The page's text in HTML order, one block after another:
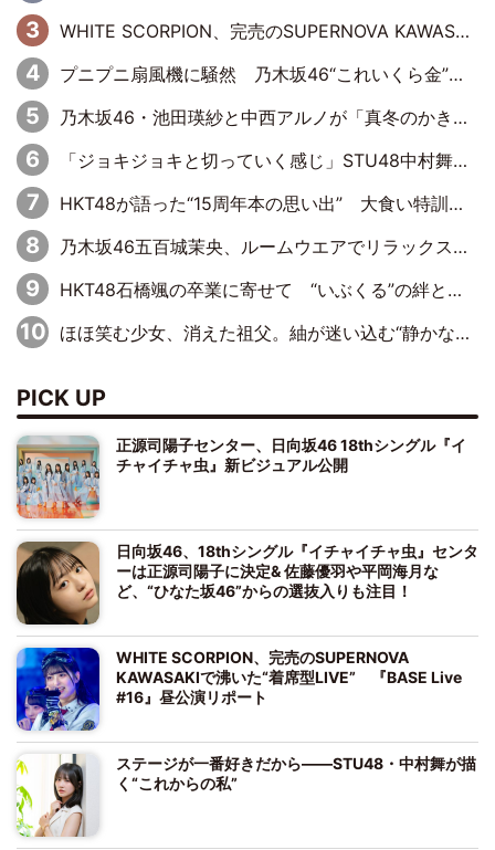
WHITE SCORPION、完売のSUPERNOVA KAWASAKIで沸いた“着席型LIVE” 『BASE Live #16』昼公演リポート
プニプニ扇風機に騒然 乃木坂46“これいくら金”延長中は今回もわちゃわちゃ全開
乃木坂46・池田瑛紗と中西アルノが「真冬のかき氷」騒動で火花散らす！ 因縁の裏にあるのは、逆境をともに“凌”ぐ似た者同士の絆
「ジョキジョキと切っていく感じ」STU48中村舞、新しい挑戦は自らの手で
HKT48が語った“15周年本の思い出” 大食い特訓・守護霊企画・制服グラビア…盛りだくさんの裏話
乃木坂46五百城茉央、ルームウエアでリラックス「今回のグラビアを見て成長を感じていただけるとうれしい」
HKT48石橋颯の卒業に寄せて “いぶくる”の絆と後輩・龍頭綺音の決意
ほほ笑む少女、消えた祖父。紬が迷い込む“静かな恐怖”――『路地裏ホテル』EP4
PICK UP
正源司陽子センター、日向坂46 18thシングル『イ
チャイチャ虫』新ビジュアル公開
日向坂46、18thシングル『イチャイチャ虫』センタ
ーは正源司陽子に決定& 佐藤優羽や平岡海月な
ど、“ひなた坂46”からの選抜入りも注目！
WHITE SCORPION、完売のSUPERNOVA
KAWASAKIで沸いた“着席型LIVE” 『BASE Live
#16』昼公演リポート
ステージが一番好きだから――STU48・中村舞が描
く“これからの私”